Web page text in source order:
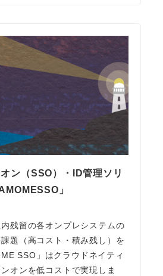
ン（SSO）・ID管理ソリ
」
残留の各オンプレシステムの
題（高コスト・積み残し）を
SSO」はクラウドネイティ
オンを低コストで実現しま